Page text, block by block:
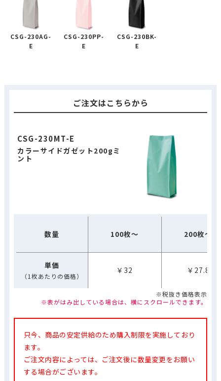
CSG-230AG-
E
CSG-230PP-
E
CSG-230BK-
E
ご注文はこちらから
CSG-230MT-E
カラーサイドガゼット200gミ
ント
数量 100枚～ 200枚～
単価
（1枚あたりの価格）
￥32 ￥27.8
※税抜き価格表示
※表がはみ出している場合は、横にスクロールできます。
只今、商品の安定供給のため購入制限を実施しており
ます。
ご注文内容によっては、ご注文後に数量変更をお願い
する場合がございます。